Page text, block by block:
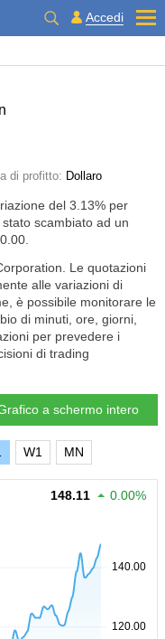
Accedi
di profitto: Dollaro
del 3.13% per
scambiato ad un
Le quotazioni
alle variazioni di
è possibile monitorare le
di minuti, ore, giorni,
per prevedere i
di trading
a schermo intero
W1 MN
148.11 0.00%